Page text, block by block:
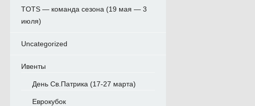
TOTS — команда сезона (19 мая — 3
июля)
Uncategorized
Ивенты
День Св.Патрика (17-27 марта)
Еврокубок